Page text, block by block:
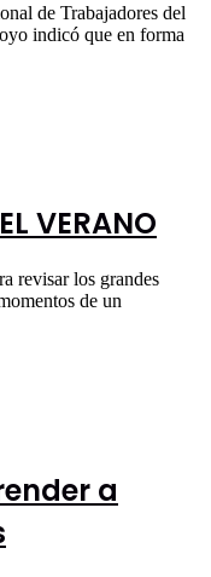
de Trabajadores del
indicó que en forma
VERANO
revisar los grandes
de un
a